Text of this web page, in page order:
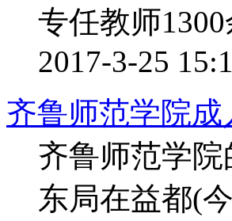
专任教师
2017-3-25
齐鲁师范学院成
齐鲁师范学
东局在益都(